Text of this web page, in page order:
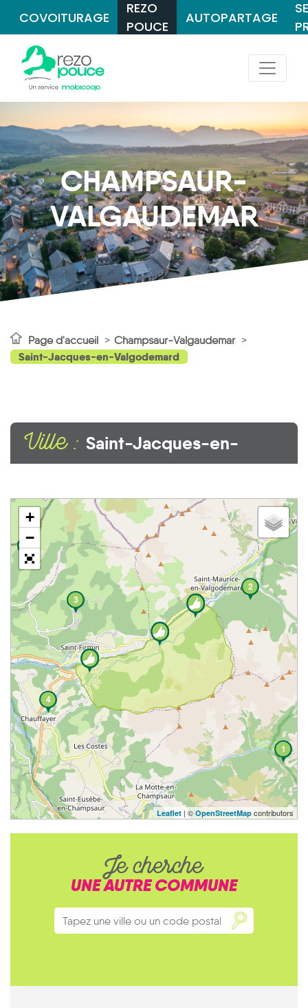
COVOITURAGE
REZO
POUCE
AUTOPARTAGE
CHAMPSAUR-
VALGAUDEMAR
Page d'accueil Champsaur-Valgaudemar
Saint-Jacques-en-Valgodemard
Ville : Saint-Jacques-en-
1
4
1
3
2
+
−
Leaflet | © OpenStreetMap contributors
Je cherche
UNE AUTRE COMMUNE